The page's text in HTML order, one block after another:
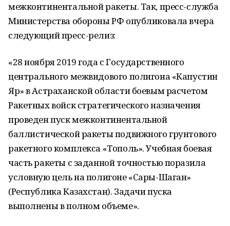
межконтинентальной ракеты. Так, пресс-служба
Министерства обороны РФ опубликовала вчера
следующий пресс-релиз:
«28 ноября 2019 года с Государственного
центрального межвидового полигона «Капустин
Яр» в Астраханской области боевым расчетом
Ракетных войск стратегического назначения
проведен пуск межконтинентальной
баллистической ракеты подвижного грунтового
ракетного комплекса «Тополь». Учебная боевая
часть ракеты с заданной точностью поразила
условную цель на полигоне «Сары-Шаган»
(Республика Казахстан). Задачи пуска
выполнены в полном объеме».